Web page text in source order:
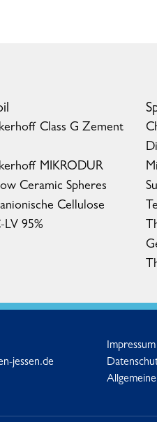
Class G Zement
MIKRODUR
Ceramic Spheres
Cellulose
LV 95%
jessen.de
Impressum